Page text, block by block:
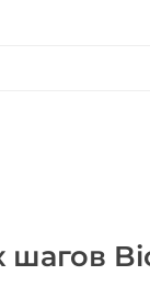
шагов